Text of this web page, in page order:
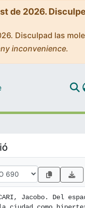
de 2026.
Disculpad las
inconvenience.
Jacobo. Del